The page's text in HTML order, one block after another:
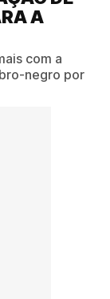
A
com a
negro por